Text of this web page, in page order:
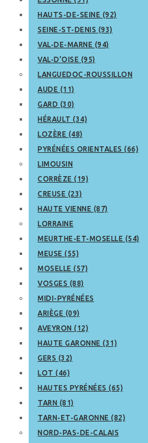
HAUTS-DE-SEINE (92)
SEINE-ST-DENIS (93)
VAL-DE-MARNE (94)
VAL-D’OISE (95)
LANGUEDOC-ROUSSILLON
AUDE (11)
GARD (30)
HÉRAULT (34)
LOZÈRE (48)
PYRÉNÉES ORIENTALES (66)
LIMOUSIN
CORRÈZE (19)
CREUSE (23)
HAUTE VIENNE (87)
LORRAINE
MEURTHE-ET-MOSELLE (54)
MEUSE (55)
MOSELLE (57)
VOSGES (88)
MIDI-PYRÉNÉES
ARIÈGE (09)
AVEYRON (12)
HAUTE GARONNE (31)
GERS (32)
LOT (46)
HAUTES PYRÉNÉES (65)
TARN (81)
TARN-ET-GARONNE (82)
NORD-PAS-DE-CALAIS